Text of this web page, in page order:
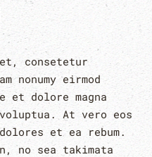
consetetur
nonumy eirmod
et dolore magna
At vero eos
et ea rebum.
no sea takimata